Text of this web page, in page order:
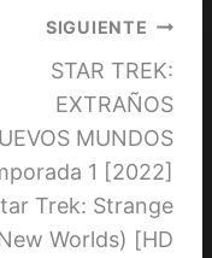
SIGUIENTE
STAR TREK:
EXTRAÑOS
MUNDOS
1 [2022]
Trek: Strange
Worlds) [HD